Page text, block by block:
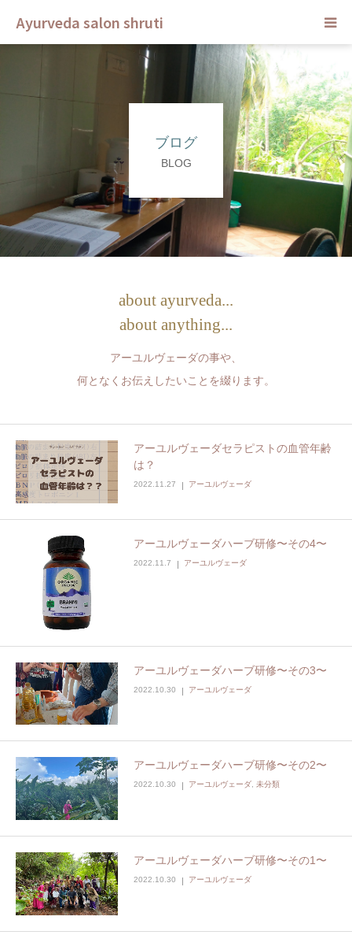
Ayurveda salon shruti
ブログ
BLOG
about ayurveda...
about anything...
アーユルヴェーダの事や、
何となくお伝えしたいことを綴ります。
アーユルヴェーダセラピストの血管年齢
は？
2022.11.27 アーユルヴェーダ
アーユルヴェーダハーブ研修〜その4〜
2022.11.7 アーユルヴェーダ
アーユルヴェーダハーブ研修〜その3〜
2022.10.30 アーユルヴェーダ
アーユルヴェーダハーブ研修〜その2〜
2022.10.30 アーユルヴェーダ, 未分類
アーユルヴェーダハーブ研修〜その1〜
2022.10.30 アーユルヴェーダ
ご予約
セラピスト